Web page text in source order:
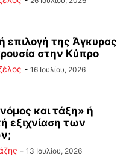
επιλογή της Άγκυρας
στην Κύπρο
- 16 Ιουλίου, 2026
και τάξη» ή
εξιχνίαση των
- 13 Ιουλίου, 2026